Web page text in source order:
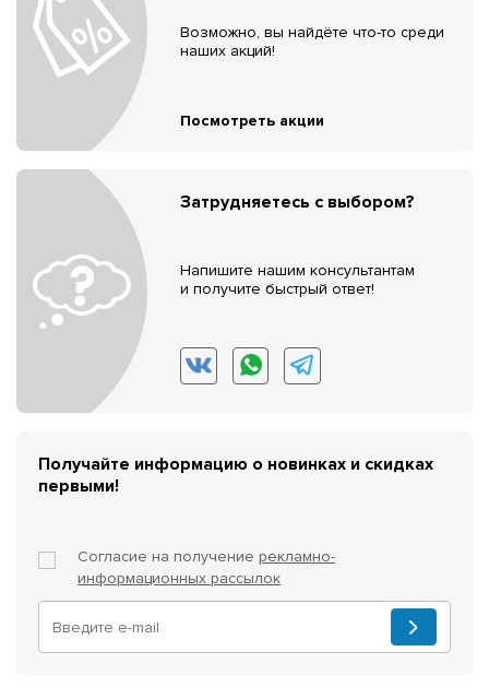
Возможно, вы найдёте что-то среди
наших акций!
Посмотреть акции
Затрудняетесь с выбором?
Напишите нашим консультантам
и получите быстрый ответ!
Получайте информацию о новинках и скидках
первыми!
Согласие на получение рекламно-
информационных рассылок